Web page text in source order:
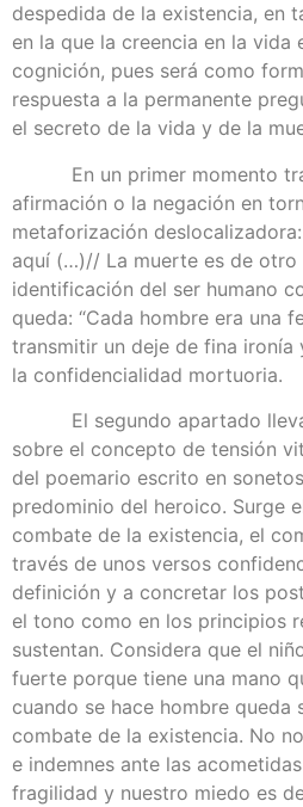
despedida de la existencia, en
en la que la creencia en la vida
cognición, pues será como
respuesta a la permanente
el secreto de la vida y de la
En un primer momento
afirmación o la negación en
metaforización
aquí (…)// La muerte es de otro
identificación del ser humano
queda: “Cada hombre era una
transmitir un deje de fina ironía
la confidencialidad mortuoria.
El segundo apartado lleva
sobre el concepto de tensión
del poemario escrito en
predominio del heroico. Surge
combate de la existencia, el
través de unos versos
definición y a concretar los
el tono como en los principios
sustentan. Considera que el
fuerte porque tiene una mano
cuando se hace hombre queda
combate de la existencia. No
e indemnes ante las
fragilidad y nuestro miedo es